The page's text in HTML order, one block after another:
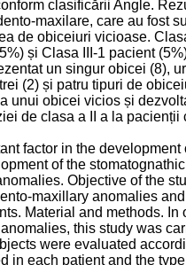
clasificării Angle.
maxilare, care au fost
de obiceiuri vicioase.
și Clasa III-1 pacient
un singur obicei (8),
(2) și patru tipuri de
unui obicei vicios și
de clasa a II a la
factor in the
of the
Objective of the
maxillary anomalies
Material and methods.
this study was
were evaluated
in each patient and the